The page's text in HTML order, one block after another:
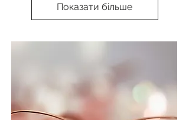
Показати більше